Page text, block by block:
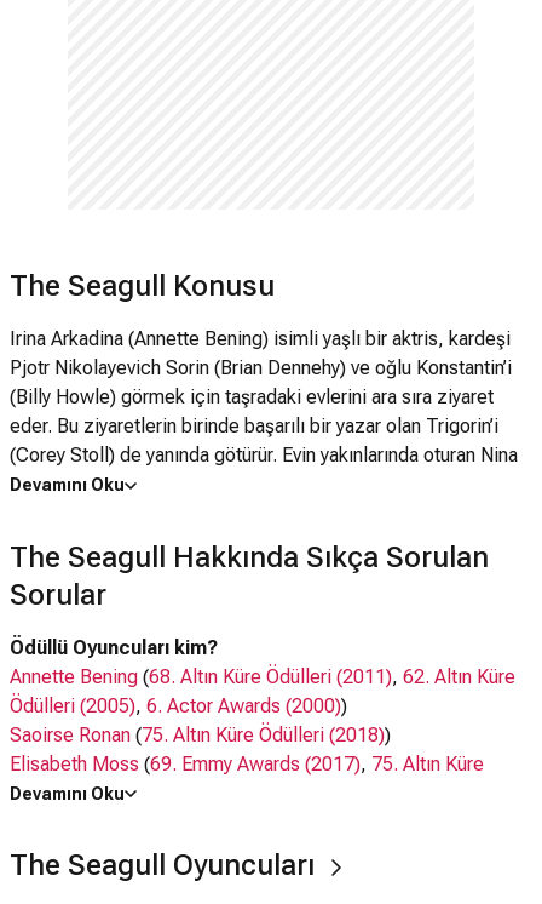
The Seagull Konusu
Irina Arkadina (Annette Bening) isimli yaşlı bir aktris, kardeşi
Pjotr Nikolayevich Sorin (Brian Dennehy) ve oğlu Konstantin’i
(Billy Howle) görmek için taşradaki evlerini ara sıra ziyaret
eder. Bu ziyaretlerin birinde başarılı bir yazar olan Trigorin’i
(Corey Stoll) de yanında götürür. Evin yakınlarında oturan Nina
(Saoirse Ronan) isimli özgür ruhlu ve masum bir kız, Boris
ve reddeder. Bu sırada, tüm hayatı boyunca aktris annesi
tarafından kullanılan ve reddedilen Konstantin de Nina’ya aşık
olur.
Devamını Oku
The Seagull Hakkında Sıkça Sorulan
Sorular
Ödüllü Oyuncuları kim?
Annette Bening (68. Altın Küre Ödülleri (2011), 62. Altın Küre
Ödülleri (2005), 6. Actor Awards (2000))
Saoirse Ronan (75. Altın Küre Ödülleri (2018))
Elisabeth Moss (69. Emmy Awards (2017), 75. Altın Küre
Ödülleri (2018),
Oyuncuları kim?
Annette Bening, Saoirse Ronan,
Corey Stoll, Elisabeth Moss,
Devamını Oku
The Seagull Oyuncuları